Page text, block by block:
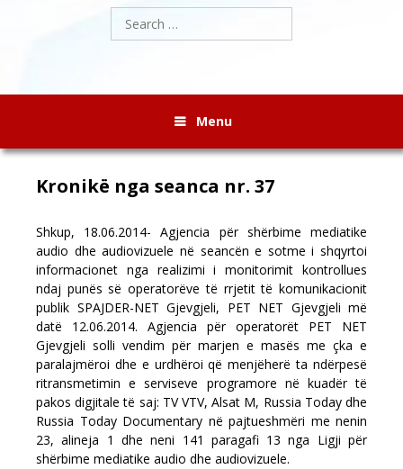
Search
for:
Menu
Kronikë nga seanca nr. 37
Shkup, 18.06.2014- Agjencia për shërbime mediatike
audio dhe audiovizuele në seancën e sotme i shqyrtoi
informacionet nga realizimi i monitorimit kontrollues
ndaj punës së operatorëve të rrjetit të komunikacionit
publik SPAJDER-NET Gjevgjeli, PET NET Gjevgjeli më
datë 12.06.2014. Agjencia për operatorët PET NET
Gjevgjeli solli vendim për marjen e masës me çka e
paralajmëroi dhe e urdhëroi që menjëherë ta ndërpesë
ritransmetimin e serviseve programore në kuadër të
pakos digjitale të saj: TV VTV, Alsat M, Russia Today dhe
Russia Today Documentary në pajtueshmëri me nenin
23, alineja 1 dhe neni 141 paragafi 13 nga Ligji për
shërbime mediatike audio dhe audiovizuele.